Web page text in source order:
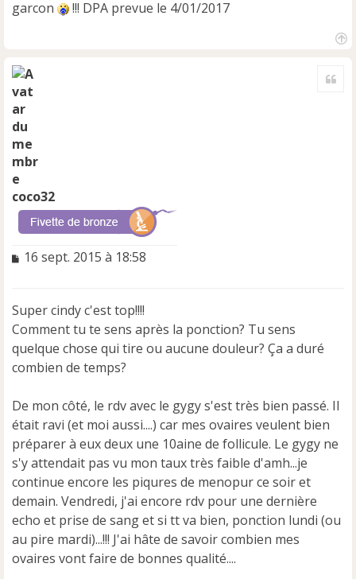
garcon !!! DPA prevue le 4/01/2017
coco32
M
a
g
e
n
o
l
u
16 sept. 2015 à 18:58
Super cindy c'est top!!!!
Comment tu te sens après la ponction? Tu sens
quelque chose qui tire ou aucune douleur? Ça a duré
combien de temps?
De mon côté, le rdv avec le gygy s'est très bien passé. Il
était ravi (et moi aussi....) car mes ovaires veulent bien
préparer à eux deux une 10aine de follicule. Le gygy ne
s'y attendait pas vu mon taux très faible d'amh...je
continue encore les piqures de menopur ce soir et
demain. Vendredi, j'ai encore rdv pour une dernière
echo et prise de sang et si tt va bien, ponction lundi (ou
au pire mardi)...!!! J'ai hâte de savoir combien mes
ovaires vont faire de bonnes qualité....